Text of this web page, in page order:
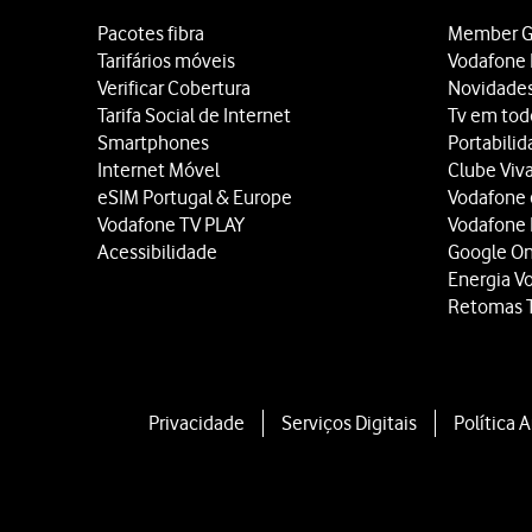
Pacotes fibra
Tarifários móveis
Verificar Cobertura
Tarifa Social de Internet
Smartphones
Internet Móvel
eSIM Portugal & Europe
Vodafone TV PLAY
Acessibilidade
Member
Vodafone
Tv em
Clube Viva
Vodafone
Vodafone
Google
Energia
Retomas
Privacidade Serviços Digitais Política